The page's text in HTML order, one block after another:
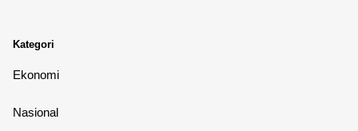
Kategori
Ekonomi
Nasional